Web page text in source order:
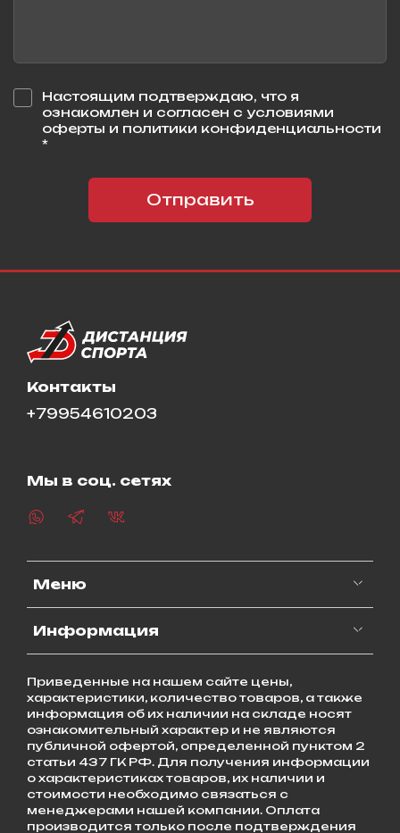
Настоящим подтверждаю, что я
ознакомлен и согласен с условиями
оферты и политики конфиденциальности
*
Отправить
Меню
Информация
Контакты
+79954610203
Мы в соц. сетях
Приведенные на нашем сайте цены,
характеристики, количество товаров, а также
информация об их наличии на складе носят
ознакомительный характер и не являются
публичной офертой, определенной пунктом 2
статьи 437 ГК РФ. Для получения информации
о характеристиках товаров, их наличии и
стоимости необходимо связаться с
менеджерами нашей компании. Оплата
производится только после подтверждения